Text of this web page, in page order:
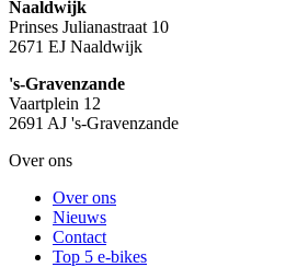
Naaldwijk
Prinses Julianastraat 10
2671 EJ Naaldwijk
's-Gravenzande
Vaartplein 12
2691 AJ 's-Gravenzande
Over ons
Over ons
Nieuws
Contact
Top 5 e-bikes